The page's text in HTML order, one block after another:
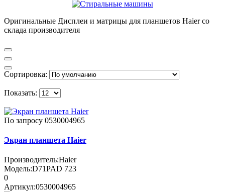
Оригинальные Дисплеи и матрицы для планшетов Haier со
склада производителя
Сортировка:
Показать:
По запросу 0530004965
Экран планшета Haier
Производитель:Haier
Модель:D71PAD 723
0
Артикул:0530004965